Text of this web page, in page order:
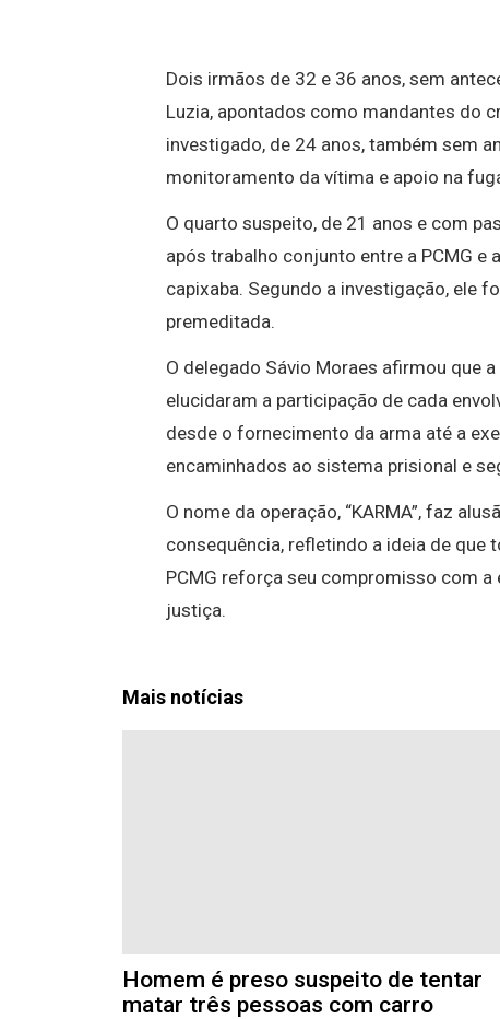
Dois irmãos de 32 e 36 anos, sem
Luzia, apontados como mandantes do
investigado, de 24 anos, também sem
monitoramento da vítima e apoio na
O quarto suspeito, de 21 anos e com
após trabalho conjunto entre a PCMG
capixaba. Segundo a investigação, ele
premeditada.
O delegado Sávio Moraes afirmou que
elucidaram a participação de cada
desde o fornecimento da arma até a
encaminhados ao sistema prisional e
O nome da operação, “KARMA”, faz
consequência, refletindo a ideia de que
PCMG reforça seu compromisso com
justiça.
Mais notícias
Homem é preso suspeito de tentar
matar três pessoas com carro